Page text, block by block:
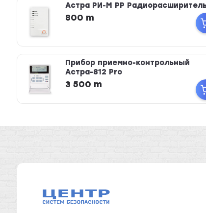
Астра РИ-М РР
800 m
Прибор приемно-контрольный
Астра-812 Pro
3 500 m